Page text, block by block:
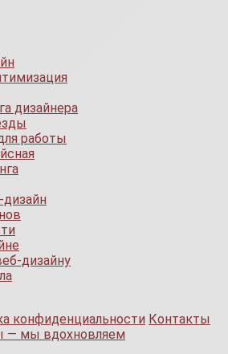
дизайнера
работы
дизайну
конфиденциальности Контакты
— мы вдохновляем